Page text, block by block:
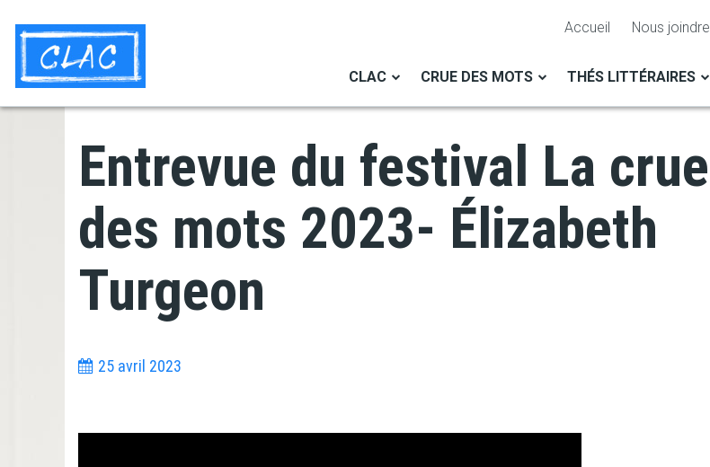
contenu
principal
Navigation
secondaire
Accueil Nous joindre
CLAC CRUE DES MOTS THÉS LITTÉRAIRES
Entrevue du festival La crue
des mots 2023- Élizabeth
Turgeon
25 avril 2023